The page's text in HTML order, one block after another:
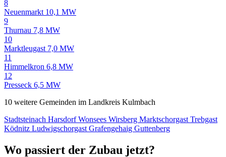
8
Neuenmarkt 10,1 MW
9
Thurnau 7,8 MW
10
Marktleugast 7,0 MW
11
Himmelkron 6,8 MW
12
Presseck 6,5 MW
10 weitere Gemeinden im Landkreis Kulmbach
Stadtsteinach HarsdorfWonsees Wirsberg Marktschorgast Trebgast
Ködnitz Ludwigschorgast Grafengehaig Guttenberg
Wo passiert der Zubau jetzt?